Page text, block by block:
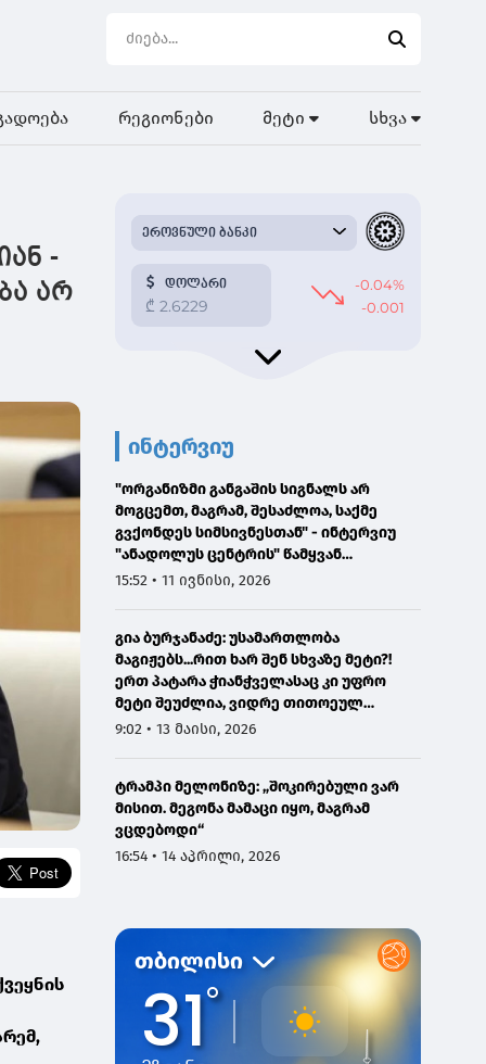
რეგიონები მეტი სხვა
-
არ
ინტერვიუ
"ორგანიზმი განგაშის სიგნალს არ
მოგცემთ, მაგრამ, შესაძლოა, საქმე
გვქონდეს სიმსივნესთან" - ინტერვიუ
"ანადოლუს ცენტრის" წამყვან
ონკოლოგთან
15:52 • 11 ივნისი, 2026
გია ბურჯანაძე: უსამართლობა
მაგიჟებს...რით ხარ შენ სხვაზე მეტი?!
ერთ პატარა ჭიანჭველასაც კი უფრო
მეტი შეუძლია, ვიდრე თითოეულ
ჩვენგანს...
9:02 • 13 მაისი, 2026
ტრამპი მელონიზე: „შოკირებული ვარ
მისით. მეგონა მამაცი იყო, მაგრამ
ვცდებოდი“
16:54 • 14 აპრილი, 2026